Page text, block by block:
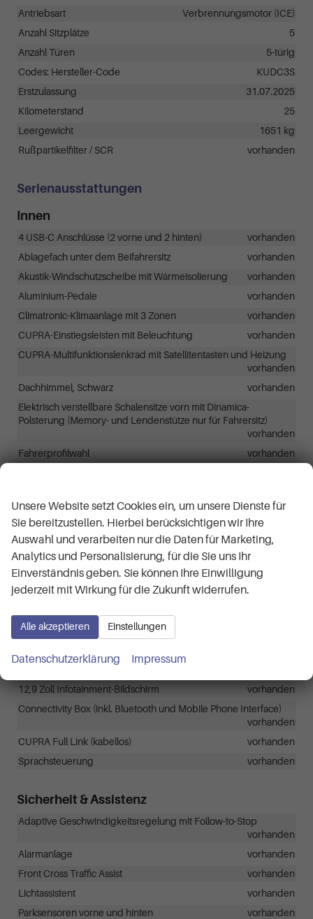
Antriebsart
Verbrennungsmotor (ICE)
Anzahl Sitzplätze
5
Anzahl Türen
5-türig
Codes: Hersteller-Code
KUDC3S
Erstzulassung
31.07.2025
Kilometerstand
25
Leergewicht
1651 kg
Rußpartikelfilter / SCR
vorhanden
Serienausstattungen
Innen
4 USB-C Anschlüsse (2 vorne und 2 hinten)
vorhanden
Ablagefach unter dem Beifahrersitz
vorhanden
Akustik-Windschutzscheibe mit Wärmeisolierung
vorhanden
Aluminium-Pedale
vorhanden
Climatronic-Klimaanlage mit 3 Zonen
vorhanden
CUPRA-Einstiegsleisten mit Beleuchtung
vorhanden
CUPRA-Multifunktionslenkrad mit Satellitentasten und Heizung
vorhanden
Dachhimmel, Schwarz
vorhanden
Elektrisch verstellbare Schalensitze vorn mit Dinamica-
Polsterung (Memory- und Lendenstütze nur für Fahrersitz)
vorhanden
Fahrerprofilwahl
vorhanden
LED-Beleuchtung im Kofferraum
vorhanden
Sitzheizung (Vordersitze)
vorhanden
Smart Wraparound-Ambientebeleuchtung
vorhanden
Sonnenblenden mit Licht und Spiegel
vorhanden
12,9 Zoll Infotainment-Bildschirm
vorhanden
Connectivity Box (inkl. Bluetooth und Mobile Phone Interface)
vorhanden
CUPRA Full Link (kabellos)
vorhanden
Sprachsteuerung
vorhanden
Sicherheit & Assistenz
Adaptive Geschwindigkeitsregelung mit Follow-to-Stop
vorhanden
Alarmanlage
vorhanden
Front Cross Traffic Assist
vorhanden
Lichtassistent
vorhanden
Parksensoren vorne und hinten
vorhanden
Unsere Website setzt Cookies ein, um unsere Dienste für
Sie bereitzustellen. Hierbei berücksichtigen wir Ihre
Auswahl und verarbeiten nur die Daten für Marketing,
Analytics und Personalisierung, für die Sie uns Ihr
Einverständnis geben. Sie können Ihre Einwilligung
jederzeit mit Wirkung für die Zukunft widerrufen.
Alle akzeptieren Einstellungen
Datenschutzerklärung Impressum